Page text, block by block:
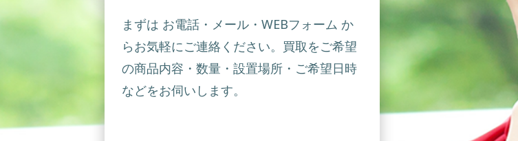
まずは お電話・メール・WEBフォーム か
らお気軽にご連絡ください。買取をご希望
の商品内容・数量・設置場所・ご希望日時
などをお伺いします。